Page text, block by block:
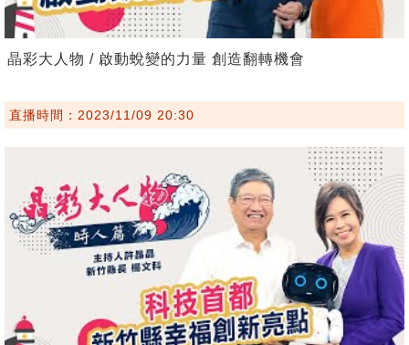
晶彩大人物 / 啟動蛻變的力量 創造翻轉機會
直播時間：2023/11/09 20:30